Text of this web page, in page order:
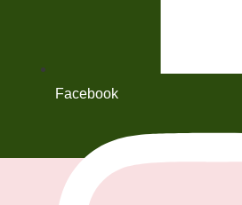
Facebook